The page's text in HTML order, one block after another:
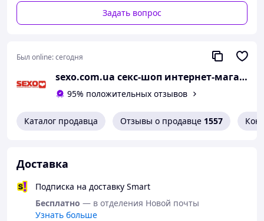
Без запаха
Предназначение:для тех, кто хочет больше
пространства во время использования
Large:
и надежную защиту без дискомфорта от слишком
тесных изделий. Они имеют оптимальную форму и
Задать вопрос
Был online:сегодня
sexo.com.ua секс-шоп интернет-магазин
95% положительных отзывов
Каталог продавца Отзывы о продавце 1557
Доставка
Подписка на доставку Smart
Бесплатно — в отделения Новой почты
Узнать больше